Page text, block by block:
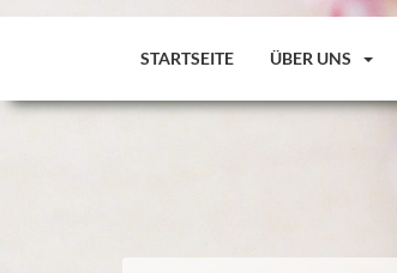
STARTSEITE ÜBER UNS